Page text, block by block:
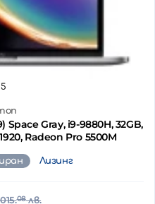
Space Gray, i9-9880H, 32GB,
Radeon Pro 5500M
Лизинг
08лв.